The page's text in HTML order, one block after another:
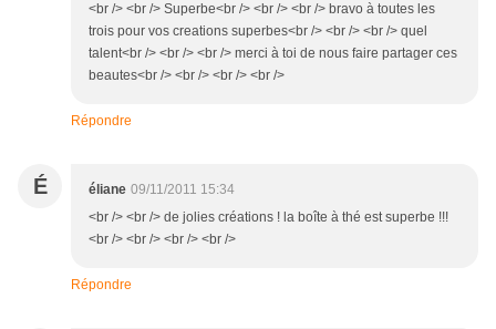
<br /> <br /> Superbe<br /> <br /> <br /> bravo à toutes les
trois pour vos creations superbes<br /> <br /> <br /> quel
talent<br /> <br /> <br /> merci à toi de nous faire partager ces
beautes<br /> <br /> <br /> <br />
Répondre
É éliane 09/11/2011 15:34
<br /> <br /> de jolies créations ! la boîte à thé est superbe !!!
<br /> <br /> <br /> <br />
Répondre